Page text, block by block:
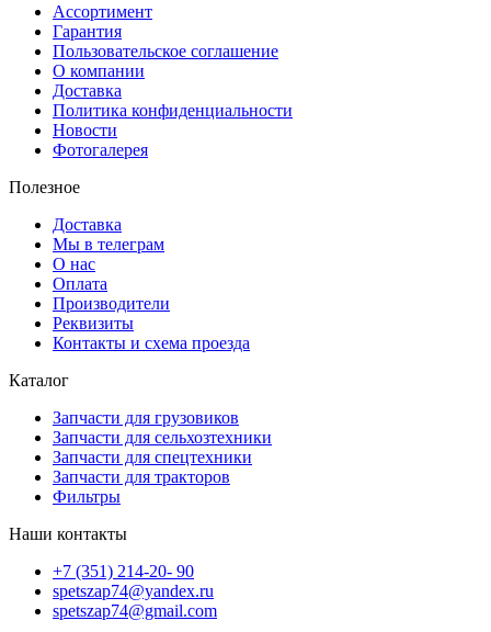
Ассортимент
Гарантия
Пользовательское соглашение
О компании
Доставка
Политика конфиденциальности
Новости
Фотогалерея
Полезное
Доставка
Мы в телеграм
О нас
Оплата
Производители
Реквизиты
Контакты и схема проезда
Каталог
Запчасти для грузовиков
Запчасти для сельхозтехники
Запчасти для спецтехники
Запчасти для тракторов
Фильтры
Наши контакты
+7 (351) 214-20- 90
spetszap74@yandex.ru
spetszap74@gmail.com